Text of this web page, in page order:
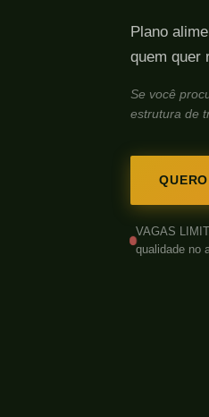
Plano
quem quer
Se você
estrutura de
VAGAS
qualidade no